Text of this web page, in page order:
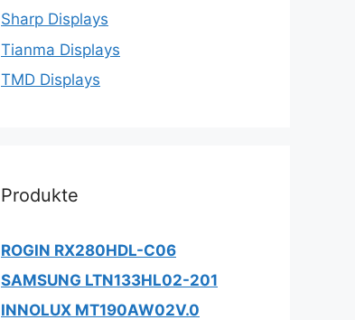
Sharp Displays
Tianma Displays
TMD Displays
Produkte
ROGIN RX280HDL-C06
SAMSUNG LTN133HL02-201
INNOLUX MT190AW02V.0